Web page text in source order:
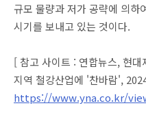
규모 물량과 저가 공략에 의하
시기를 보내고 있는 것이다.
[ 참고 사이트 : 연합뉴스, 현
지역 철강산업에 '찬바람',
https://www.yna.co.kr/